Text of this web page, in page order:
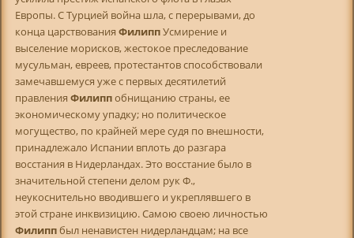
Европы. С Турцией война шла, с перерывами, до
конца царствования ФилиппУсмирение и
выселение морисков, жестокое преследование
мусульман, евреев, протестантов способствовали
замечавшемуся уже с первых десятилетий
правления Филиппобнищанию страны, ее
экономическому упадку; но политическое
могущество, по крайней мере судя по внешности,
принадлежало Испании вплоть до разгара
восстания в Нидерландах. Это восстание было в
значительной степени делом рук Ф.,
неукоснительно вводившего и укреплявшего в
этой стране инквизицию. Самою своею личностью
Филиппбыл ненавистен нидерландцам; на все